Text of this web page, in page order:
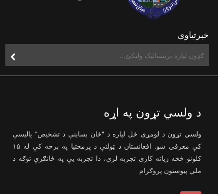
خبرتیاوی
د ولسي تړون په اړه
ولسي تړون د لومړی ځل لپاره د "ځان بساینې د تشخیص" پالیسې
کې معرفي شو. افغانستان د ټولنې د پرمختیا په برخه کې له ۱۵
کلونو څخه زیاته کاری تجربه لري، دا تجربه یې په ځانګړې توګه د
ملي پیوستون پروګرام